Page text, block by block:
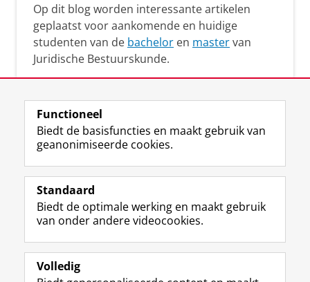
Op dit blog worden interessante artikelen
geplaatst voor aankomende en huidige
studenten van de bachelor en mastervan
Juridische Bestuurskunde.
Volg de RUG
F
a
e
b
o
p
L
i
k
e
I
-
R
S
-
f
e
R
I
n
t
r
m
Y
o
T
e
k
Studiekiezers
Alumni
Functioneel
Biedt de basisfuncties en maakt gebruik van
geanonimiseerde cookies.
Standaard
Biedt de optimale werking en maakt gebruik
van onder andere videocookies.
Volledig